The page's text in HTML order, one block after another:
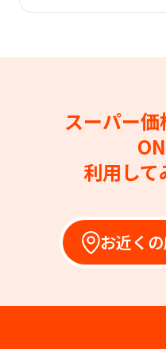
スーパー価
利用して
お近く